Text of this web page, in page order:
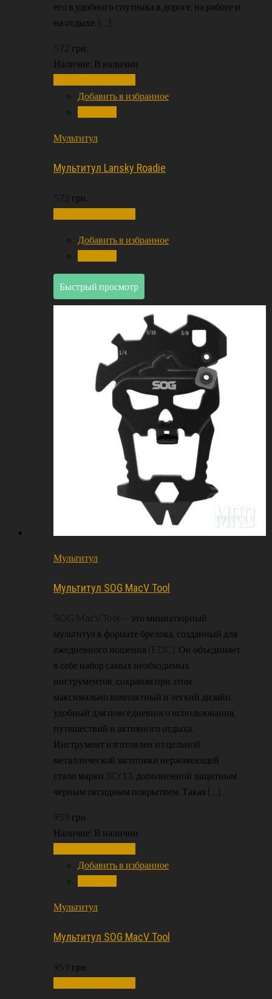
его в удобного спутника в дороге, на работе и
на отдыхе. […]
572 грн.
Наличие: В наличии
Добавить в избранное
Мультитул
Мультитул Lansky Roadie
572 грн.
Добавить в избранное
Быстрый просмотр
Мультитул
Мультитул SOG MacV Tool
SOG MacV Tool — это миниатюрный
мультитул в формате брелока, созданный для
ежедневного ношения (EDC). Он объединяет
в себе набор самых необходимых
инструментов, сохраняя при этом
максимально компактный и легкий дизайн,
удобный для повседневного использования,
путешествий и активного отдыха.
Инструмент изготовлен из цельной
металлической заготовки нержавеющей
стали марки 3Cr13, дополненной защитным
черным оксидным покрытием. Такая […]
959 грн.
Наличие: В наличии
Добавить в избранное
Мультитул
Мультитул SOG MacV Tool
959 грн.